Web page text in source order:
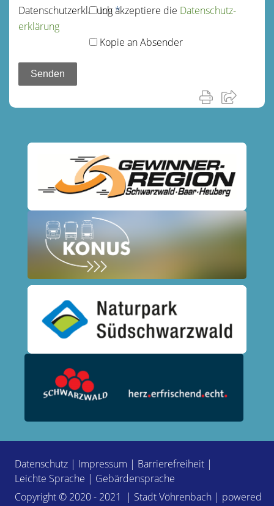
Datenschutz­erklärung*
Ich akzeptiere die Datenschutz­
erklärung
Kopie an Absender
Datenschutz | Impressum | Barrierefreiheit |
Leichte Sprache | Gebärdensprache
Copyright © 2020 - 2021 | Stadt Vöhrenbach | powered